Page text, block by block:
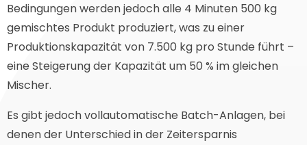
Bedingungen werden jedoch alle 4 Minuten 500 kg
gemischtes Produkt produziert, was zu einer
Produktionskapazität von 7.500 kg pro Stunde führt –
eine Steigerung der Kapazität um 50 % im gleichen
Mischer.
Es gibt jedoch vollautomatische Batch-Anlagen, bei
denen der Unterschied in der Zeitersparnis